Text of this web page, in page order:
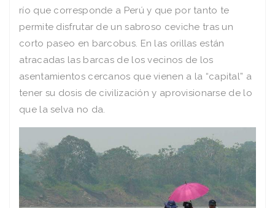
río que corresponde a Perú y que por tanto te
permite disfrutar de un sabroso ceviche tras un
corto paseo en barcobus. En las orillas están
atracadas las barcas de los vecinos de los
asentamientos cercanos que vienen a la “capital” a
tener su dosis de civilización y aprovisionarse de lo
que la selva no da.